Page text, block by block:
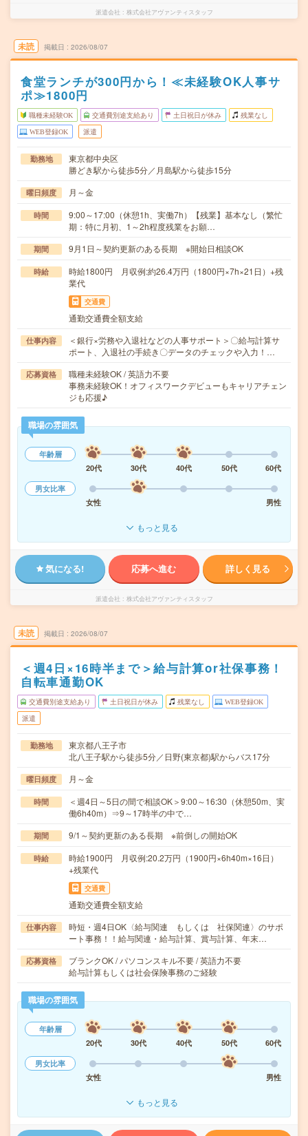
派遣会社 株式会社アヴァンティスタッフ
未読 掲載日 2026/08/07
食堂ランチが300円から！≪未経験OK人事サ
ポ≫1800円
職種未経験OK 交通費別途支給あり 土日祝日が休み 残業なし
WEB登録OK 派遣
勤務地
東京都中央区
勝どき駅から徒歩5分／月島駅から徒歩15分
曜日頻度 月～金
時間
9:00～17:00（休憩1h、実働7h）【残業】基本なし（繁忙
期：特に月初、1～2h程度残業をお願…
期間 9月1日～契約更新のある長期 ※開始日相談OK
時給
時給1800円 月収例:約26.4万円（1800円×7h×21日）+残
業代
交通費
通勤交通費全額支給
仕事内容
＜銀行×労務や入退社などの人事サポート＞〇給与計算サ
ポート、入退社の手続き〇データのチェックや入力！…
応募資格
職種未経験OK / 英語力不要
事務未経験OK！オフィスワークデビューもキャリアチェン
ジも応援♪
職場の雰囲気
年齢層
20代
30代 40代 50代
60代
男女比率
女性
男性
もっと見る
気になる! 応募へ進む 詳しく見る
派遣会社 株式会社アヴァンティスタッフ
未読 掲載日 2026/08/07
＜週4日×16時半まで＞給与計算or社保事務！
自転車通勤OK
交通費別途支給あり 土日祝日が休み 残業なし WEB登録OK
派遣
勤務地
東京都八王子市
北八王子駅から徒歩5分／日野(東京都)駅からバス17分
曜日頻度 月～金
時間
＜週4日～5日の間で相談OK＞9:00～16:30（休憩50m、実
働6h40m）⇒9～17時半の中で…
期間 9/1～契約更新のある長期 ※前倒しの開始OK
時給
時給1900円 月収例:20.2万円（1900円×6h40m×16日）
+残業代
交通費
通勤交通費全額支給
仕事内容
時短・週4日OK〈給与関連 もしくは 社保関連〉のサポ
ート事務！！給与関連・給与計算、賞与計算、年末…
応募資格
ブランクOK / パソコンスキル不要 / 英語力不要
給与計算もしくは社会保険事務のご経験
職場の雰囲気
年齢層
20代
30代 40代 50代
60代
男女比率
女性
男性
もっと見る